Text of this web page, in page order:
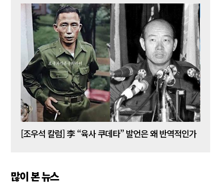
[조우석 칼럼] 李 “육사 쿠데타” 발언은 왜 반역적인가
많이 본 뉴스